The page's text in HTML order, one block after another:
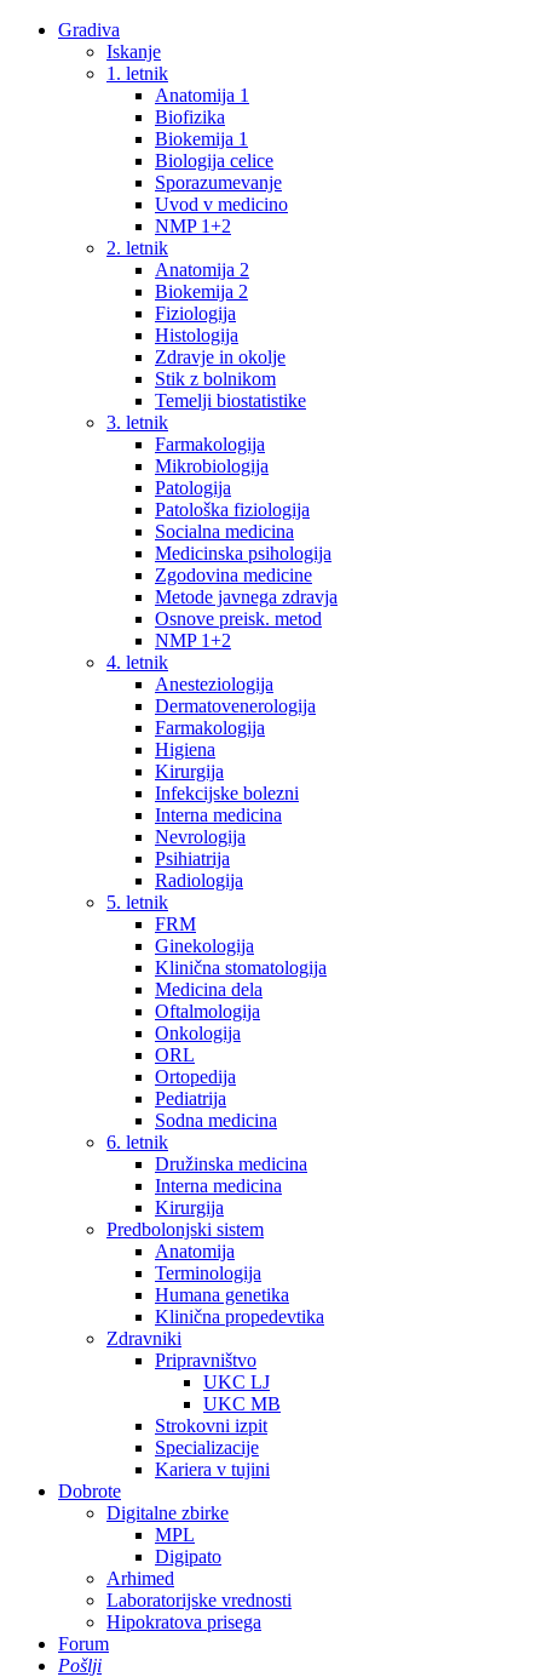
Gradiva
Iskanje
1. letnik
Anatomija 1
Biofizika
Biokemija 1
Biologija celice
Sporazumevanje
Uvod v medicino
NMP 1+2
2. letnik
Anatomija 2
Biokemija 2
Fiziologija
Histologija
Zdravje in okolje
Stik z bolnikom
Temelji biostatistike
3. letnik
Farmakologija
Mikrobiologija
Patologija
Patološka fiziologija
Socialna medicina
Medicinska psihologija
Zgodovina medicine
Metode javnega zdravja
Osnove preisk. metod
NMP 1+2
4. letnik
Anesteziologija
Dermatovenerologija
Farmakologija
Higiena
Kirurgija
Infekcijske bolezni
Interna medicina
Nevrologija
Psihiatrija
Radiologija
5. letnik
FRM
Ginekologija
Klinična stomatologija
Medicina dela
Oftalmologija
Onkologija
ORL
Ortopedija
Pediatrija
Sodna medicina
6. letnik
Družinska medicina
Interna medicina
Kirurgija
Predbolonjski sistem
Anatomija
Terminologija
Humana genetika
Klinična propedevtika
Zdravniki
Pripravništvo
UKC LJ
UKC MB
Strokovni izpit
Specializacije
Kariera v tujini
Dobrote
Digitalne zbirke
MPL
Digipato
Arhimed
Laboratorijske vrednosti
Hipokratova prisega
Forum
Pošlji